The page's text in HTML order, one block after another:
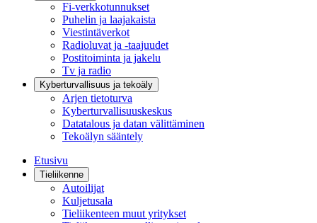
Fi-verkkotunnukset
Puhelin ja laajakaista
Viestintäverkot
Radioluvat ja -taajuudet
Postitoiminta ja jakelu
Tv ja radio
Kyberturvallisuus ja tekoäly
Arjen tietoturva
Kyberturvallisuuskeskus
Datatalous ja datan välittäminen
Tekoälyn sääntely
Etusivu
Tieliikenne
Autoilijat
Kuljetusala
Tieliikenteen muut yritykset